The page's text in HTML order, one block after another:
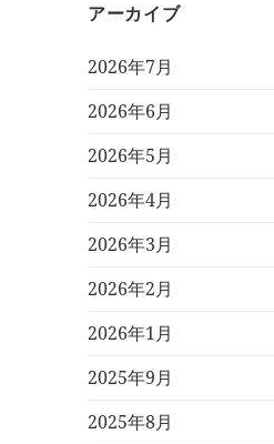
アーカイブ
2026年7月
2026年6月
2026年5月
2026年4月
2026年3月
2026年2月
2026年1月
2025年9月
2025年8月